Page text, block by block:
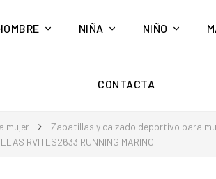
NIÑA NIÑO
CONTACTA
mujer Zapatillas y calzado deportivo para
RVITLS2633 RUNNING MARINO